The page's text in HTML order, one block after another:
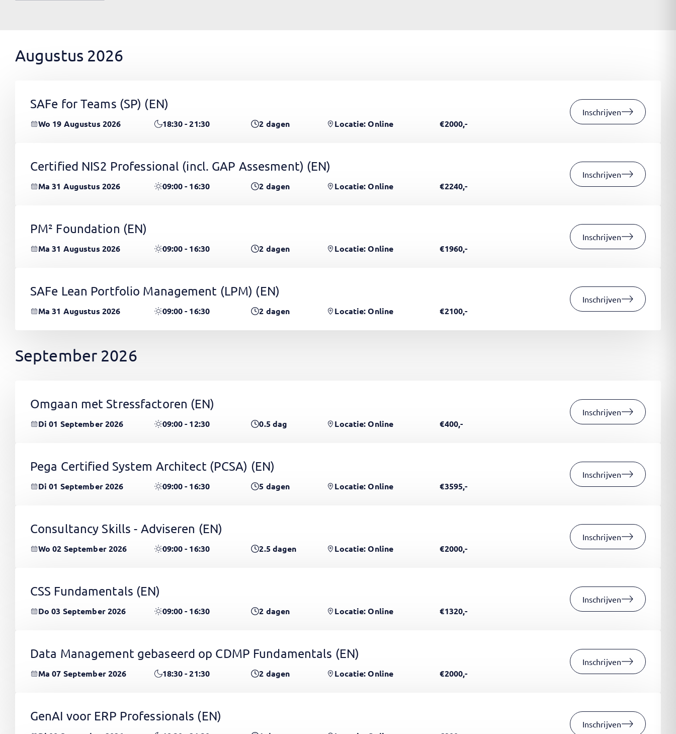
Augustus 2026
SAFe for Teams (SP) (EN)
Wo 19 Augustus 2026 18:30 - 21:30 2 dagen Locatie: Online €2000,-
Inschrijven
Certified NIS2 Professional (incl. GAP Assesment) (EN)
Ma 31 Augustus 2026 09:00 - 16:30 2 dagen Locatie: Online €2240,-
Inschrijven
PM² Foundation (EN)
Ma 31 Augustus 2026 09:00 - 16:30 2 dagen Locatie: Online €1960,-
Inschrijven
SAFe Lean Portfolio Management (LPM) (EN)
Ma 31 Augustus 2026 09:00 - 16:30 2 dagen Locatie: Online €2100,-
Inschrijven
September 2026
Omgaan met Stressfactoren (EN)
Di 01 September 2026 09:00 - 12:30 0.5dag Locatie: Online €400,-
Inschrijven
Pega Certified System Architect (PCSA) (EN)
Di 01 September 2026 09:00 - 16:30 5 dagen Locatie: Online €3595,-
Inschrijven
Consultancy Skills - Adviseren (EN)
Wo 02 September 2026 09:00 - 16:30 2.5dagen Locatie: Online €2000,-
Inschrijven
CSS Fundamentals (EN)
Do 03 September 2026 09:00 - 16:30 2 dagen Locatie: Online €1320,-
Inschrijven
Data Management gebaseerd op CDMP Fundamentals (EN)
Ma 07 September 2026 18:30 - 21:30 2 dagen Locatie: Online €2000,-
Inschrijven
GenAI voor ERP Professionals (EN)
Inschrijven